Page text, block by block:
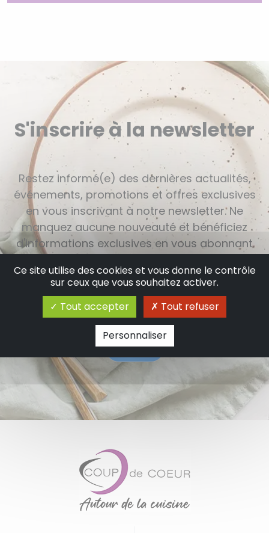
S'inscrire à la newsletter
Restez informé(e) des dernières actualités,
événements, promotions et offres exclusives
en vous inscrivant à notre newsletter. Ne
manquez aucune nouveauté et bénéficiez
d'informations exclusives en vous abonnant
Ce site utilise des cookies et vous donne le contrôle
sur ceux que vous souhaitez activer.
Tout accepter
Tout refuser
Personnaliser